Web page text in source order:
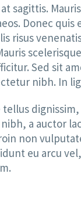
sagittis.
Donec
risus
Sed sit
nibh. In
tellus
nibh, a auctor
non
eu arcu